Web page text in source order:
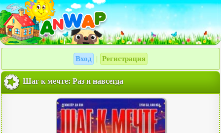
Вход Регистрация
Шаг к мечте: Раз и навсегда